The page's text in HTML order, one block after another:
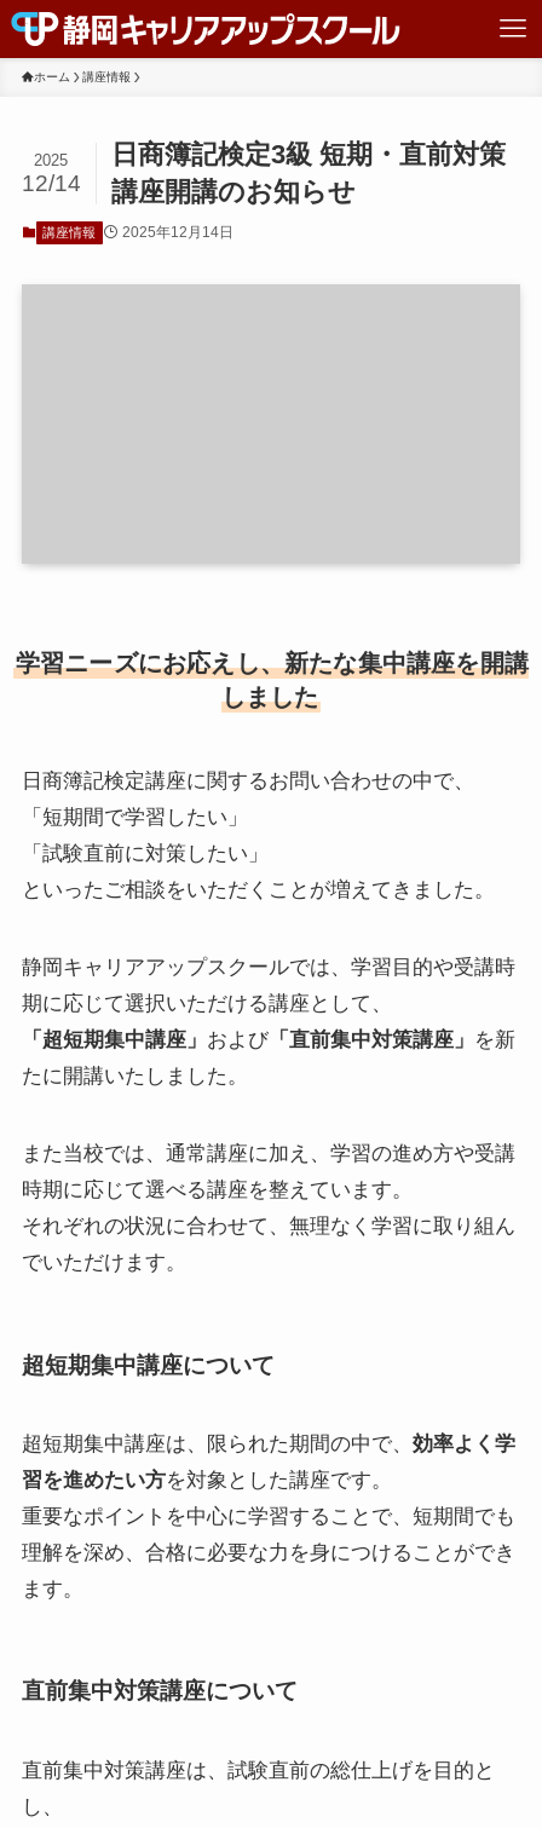
ホーム 講座情報
日商簿記検定3級 短期・直前対策
講座開講のお知らせ
2025
12/14
講座情報 2025年12月14日
学習ニーズにお応えし、新たな集中講座を開講
しました
日商簿記検定講座に関するお問い合わせの中で、
「短期間で学習したい」
「試験直前に対策したい」
といったご相談をいただくことが増えてきました。
静岡キャリアアップスクールでは、学習目的や受講時
期に応じて選択いただける講座として、
「超短期集中講座」 および「直前集中対策講座」 を新
たに開講いたしました。
また当校では、通常講座に加え、学習の進め方や受講
時期に応じて選べる講座を整えています。
それぞれの状況に合わせて、無理なく学習に取り組ん
でいただけます。
超短期集中講座について
超短期集中講座は、限られた期間の中で、 効率よく学
習を進めたい方を対象とした講座です。
重要なポイントを中心に学習することで、短期間でも
理解を深め、合格に必要な力を身につけることができ
ます。
直前集中対策講座について
直前集中対策講座は、試験直前の総仕上げを目的と
し、